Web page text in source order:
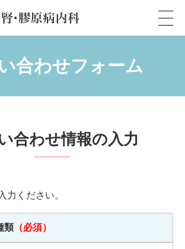
病内科
合わせフォーム
合わせ情報の入力
力ください。
類（必須）